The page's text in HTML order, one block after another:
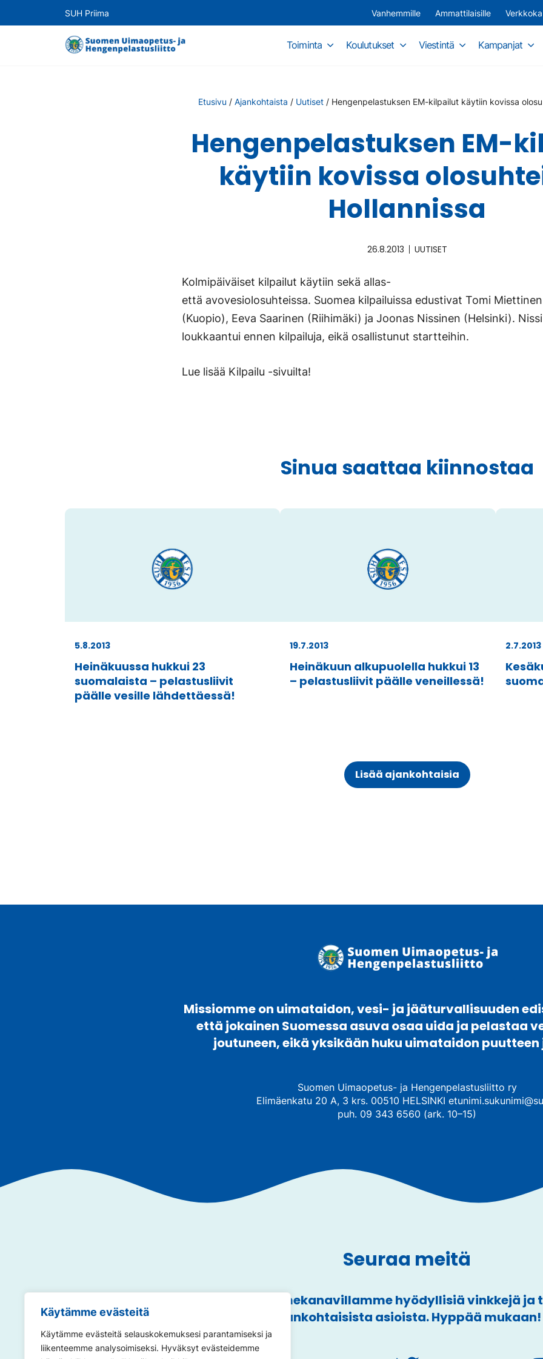
Käytämme evästeitä
Käytämme evästeitä selauskokemuksesi parantamiseksi ja
liikenteemme analysoimiseksi. Hyväksyt evästeidemme
SUH Priima Vanhemmille Ammattilaisille
Toiminta Koulutukset Viestintä Kampanjat
Etusivu / Ajankohtaista / Uutiset/ Hengenpelastuksen EM-kilpailut käytiin kovissa
Hengenpelastuksen EM-
käytiin kovissa
Hollannissa
26.8.2013 UUTISET
Kolmipäiväiset kilpailut käytiin sekä allas-
että avovesiolosuhteissa. Suomea kilpailuissa edustivat Tomi Miettinen
(Kuopio), Eeva Saarinen (Riihimäki) ja Joonas Nissinen (Helsinki).
loukkaantui ennen kilpailuja, eikä osallistunut startteihin.
Lue lisää Kilpailu -sivuilta!
Sinua saattaa kiinnostaa
5.8.2013
Heinäkuussa hukkui 23
suomalaista – pelastusliivit
päälle vesille lähdettäessä!
19.7.2013
Heinäkuun alkupuolella hukkui 13
– pelastusliivit päälle veneillessä!
2.7.2013
Lisää ajankohtaisia
Missiomme on uimataidon, vesi- ja jääturvallisuuden
että jokainen Suomessa asuva osaa uida ja pelastaa
joutuneen, eikä yksikään huku uimataidon
Suomen Uimaopetus- ja Hengenpelastusliitto ry
Elimäenkatu 20 A, 3 krs. 00510 HELSINKI
puh. 09 343 6560 (ark. 10–15)
Seuraa meitä
Annamme somekanavillamme hyödyllisiä vinkkejä ja
ajankohtaisista asioista. Hyppää mukaan!